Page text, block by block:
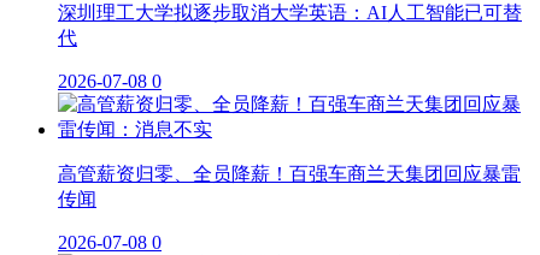
深圳理工大学拟逐步取消大学英语：AI人工智能已可替
代
2026-07-08 0
高管薪资归零、全员降薪！百强车商兰天集团回应暴雷
传闻
2026-07-08 0